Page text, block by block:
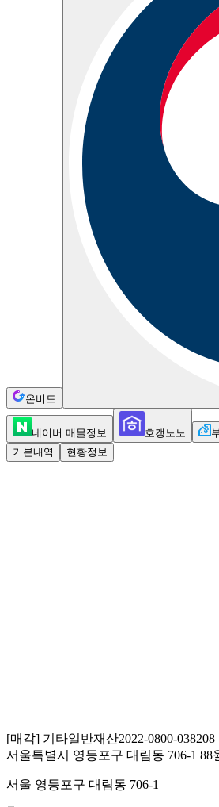
온비드
네이버 매물정보 호갱노노
기본내역
현황정보
[매각] 기타일반재산2022-0800-038208
서울특별시 영등포구 대림동 706-1
서울 영등포구 대림동 706-1